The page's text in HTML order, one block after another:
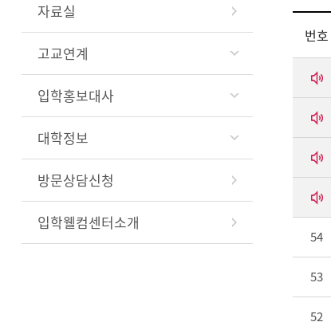
자료실
고교연계
입학홍보대사
대학정보
방문상담신청
입학웰컴센터소개
번호
54
53
52